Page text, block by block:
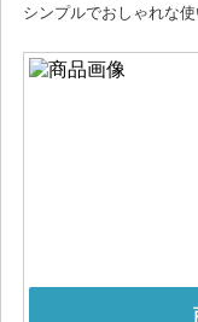
シンプルでおしゃれな